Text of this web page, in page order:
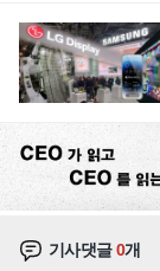
기사댓글0개